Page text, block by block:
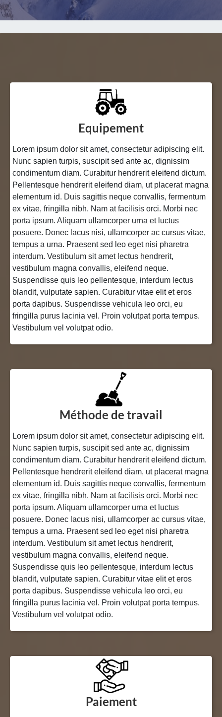
Equipement
Lorem ipsum dolor sit amet, consectetur adipiscing elit.
Nunc sapien turpis, suscipit sed ante ac, dignissim
condimentum diam. Curabitur hendrerit eleifend dictum.
Pellentesque hendrerit eleifend diam, ut placerat magna
elementum id. Duis sagittis neque convallis, fermentum
ex vitae, fringilla nibh. Nam at facilisis orci. Morbi nec
porta ipsum. Aliquam ullamcorper urna et luctus
posuere. Donec lacus nisi, ullamcorper ac cursus vitae,
tempus a urna. Praesent sed leo eget nisi pharetra
interdum. Vestibulum sit amet lectus hendrerit,
vestibulum magna convallis, eleifend neque.
Suspendisse quis leo pellentesque, interdum lectus
blandit, vulputate sapien. Curabitur vitae elit et eros
porta dapibus. Suspendisse vehicula leo orci, eu
fringilla purus lacinia vel. Proin volutpat porta tempus.
Vestibulum vel volutpat odio.
Méthode de travail
Lorem ipsum dolor sit amet, consectetur adipiscing elit.
Nunc sapien turpis, suscipit sed ante ac, dignissim
condimentum diam. Curabitur hendrerit eleifend dictum.
Pellentesque hendrerit eleifend diam, ut placerat magna
elementum id. Duis sagittis neque convallis, fermentum
ex vitae, fringilla nibh. Nam at facilisis orci. Morbi nec
porta ipsum. Aliquam ullamcorper urna et luctus
posuere. Donec lacus nisi, ullamcorper ac cursus vitae,
tempus a urna. Praesent sed leo eget nisi pharetra
interdum. Vestibulum sit amet lectus hendrerit,
vestibulum magna convallis, eleifend neque.
Suspendisse quis leo pellentesque, interdum lectus
blandit, vulputate sapien. Curabitur vitae elit et eros
porta dapibus. Suspendisse vehicula leo orci, eu
fringilla purus lacinia vel. Proin volutpat porta tempus.
Vestibulum vel volutpat odio.
Paiement